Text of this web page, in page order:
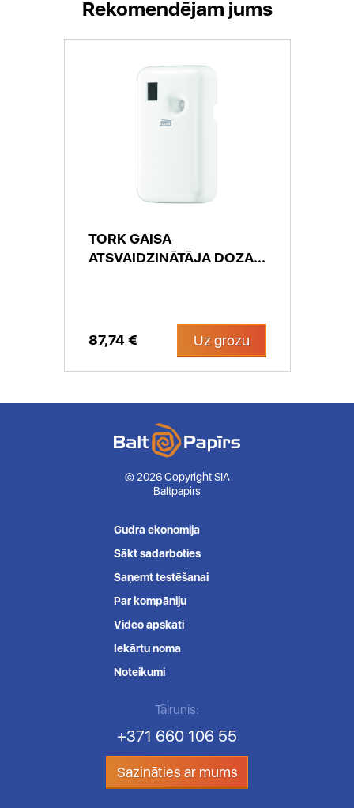
Rekomendējam jums
TORK GAISA
ATSVAIDZINĀTĀJA DOZA...
87,74 € Uz grozu
© 2026 Copyright SIA
Baltpapirs
Gudra ekonomija
Sākt sadarboties
Saņemt testēšanai
Par kompāniju
Video apskati
Iekārtu noma
Noteikumi
Tālrunis:
+371 660 106 55
Sazināties ar mums